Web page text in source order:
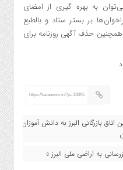
به بهره گیری از امضای
بر بستر ستاد و بالطبع
حذف آگهی روزنامه برای
https://taranews.ir/?p=13095
اتاق بازرگانی البرز به دانش آموزان